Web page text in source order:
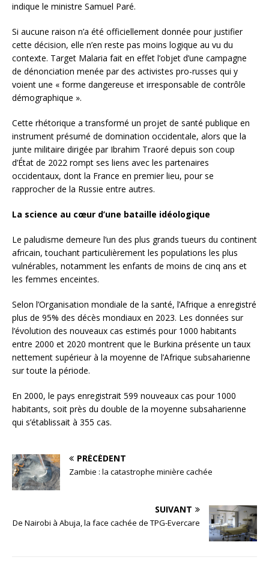
indique le ministre Samuel Paré.
Si aucune raison n’a été officiellement donnée pour justifier
cette décision, elle n’en reste pas moins logique au vu du
contexte. Target Malaria fait en effet l’objet d’une campagne
de dénonciation menée par des activistes pro-russes qui y
voient une « forme dangereuse et irresponsable de contrôle
démographique ».
Cette rhétorique a transformé un projet de santé publique en
instrument présumé de domination occidentale, alors que la
junte militaire dirigée par Ibrahim Traoré depuis son coup
d’État de 2022 rompt ses liens avec les partenaires
occidentaux, dont la France en premier lieu, pour se
rapprocher de la Russie entre autres.
La science au cœur d’une bataille idéologique
Le paludisme demeure l’un des plus grands tueurs du continent
africain, touchant particulièrement les populations les plus
vulnérables, notamment les enfants de moins de cinq ans et
les femmes enceintes.
Selon l’Organisation mondiale de la santé, l’Afrique a enregistré
plus de 95% des décès mondiaux en 2023. Les données sur
l’évolution des nouveaux cas estimés pour 1000 habitants
entre 2000 et 2020 montrent que le Burkina présente un taux
nettement supérieur à la moyenne de l’Afrique subsaharienne
sur toute la période.
En 2000, le pays enregistrait 599 nouveaux cas pour 1000
habitants, soit près du double de la moyenne subsaharienne
qui s’établissait à 355 cas.
PRÉCÉDENT
Zambie : la catastrophe minière cachée
SUIVANT
De Nairobi à Abuja, la face cachée de TPG-Evercare